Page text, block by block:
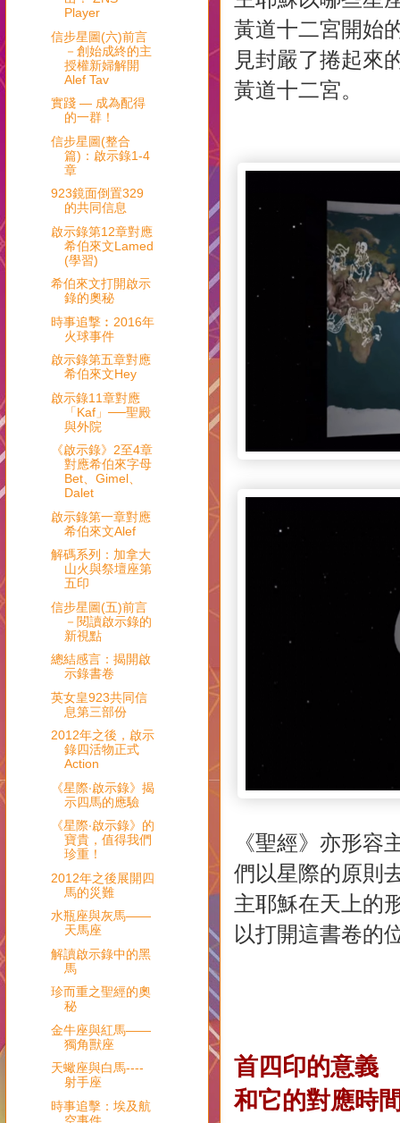
黃道十二宮開始
見封嚴了捲起來
黃道十二宮。
《聖經》亦形
們以星際的原則
主耶穌在天上的
以打開這書卷的
首四印的意義
和它的對應時
Player
信步星圖(六)前言
－創始成終的主
授權新婦解開
Alef Tav
實踐 — 成為配得
的一群！
信步星圖(整合
篇)：啟示錄1-4
章
923鏡面倒置329
的共同信息
啟示錄第12章對應
希伯來文Lamed
(學習)
希伯來文打開啟示
錄的奧秘
時事追撃︰2016年
火球事件
啟示錄第五章對應
希伯來文Hey
啟示錄11章對應
「Kaf」──聖殿
與外院
《啟示錄》2至4章
對應希伯來字母
Bet、Gimel、
Dalet
啟示錄第一章對應
希伯來文Alef
解碼系列：加拿大
山火與祭壇座第
五印
信步星圖(五)前言
－閱讀啟示錄的
新視點
總結感言：揭開啟
示錄書卷
英女皇923共同信
息第三部份
2012年之後，啟示
錄四活物正式
Action
《星際‧啟示錄》揭
示四馬的應驗
《星際‧啟示錄》的
寶貴，值得我們
珍重！
2012年之後展開四
馬的災難
水瓶座與灰馬——
天馬座
解讀啟示錄中的黑
馬
珍而重之聖經的奧
秘
金牛座與紅馬——
獨角獸座
天蠍座與白馬----
射手座
時事追擊：埃及航
空事件